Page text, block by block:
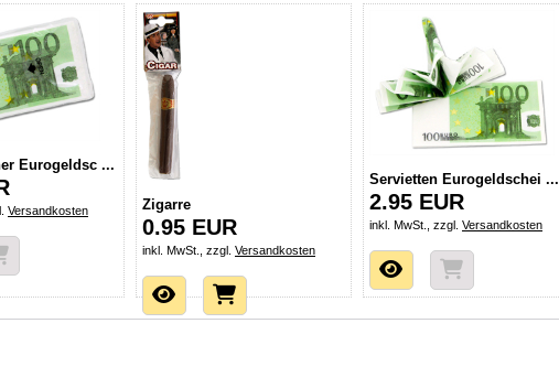
Eurogeldsc ...
Versandkosten Zigarre
0.95 EUR
inkl. MwSt., zzgl. Versandkosten
Servietten Eurogeldschei ...
2.95 EUR
inkl. MwSt., zzgl. Versandkosten